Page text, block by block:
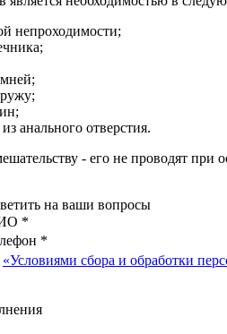
непроходимости;
анального отверстия.
- его не проводят
на ваши вопросы
*
*
«Условиями сбора и обработки